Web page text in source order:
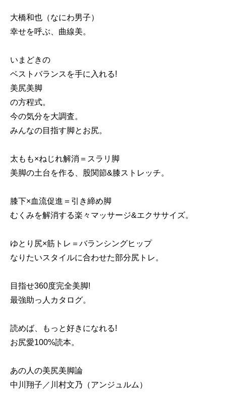
大橋和也（なにわ男子）
幸せを呼ぶ、曲線美。
いまどきの
ベストバランスを手に入れる!
美尻美脚
の方程式。
今の気分を大調査。
みんなの目指す脚とお尻。
太もも×ねじれ解消＝スラリ脚
美脚の土台を作る、股関節&膝ストレッチ。
膝下×血流促進＝引き締め脚
むくみを解消する楽々マッサージ&エクササイズ。
ゆとり尻×筋トレ＝バランシングヒップ
なりたいスタイルに合わせた部分尻トレ。
目指せ360度完全美脚!
最強助っ人カタログ。
読めば、もっと好きになれる!
お尻愛100%読本。
あの人の美尻美脚論
中川翔子／川村文乃（アンジュルム）